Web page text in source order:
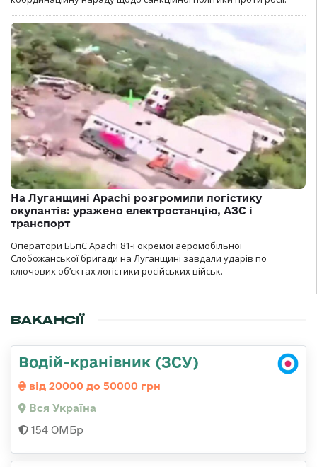
На Луганщині Apachi розгромили логістику
окупантів: уражено електростанцію, АЗС і
транспорт
Оператори ББпС Apachi 81-ї окремої аеромобільної
Слобожанської бригади на Луганщині завдали ударів по
ключових об’єктах логістики російських військ.
ВАКАНСІЇ
Водій-кранівник (ЗСУ)
від 20000 до 50000 грн
Вся Україна
154 ОМБр